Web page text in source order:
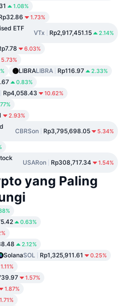
1.08%
1.73%
ETF
VTx Rp2,917,451.15 2.14%
6.03%
5.73%
LIBRALIBRA Rp116.97 2.33%
0.83%
Rp4,058.43 10.62%
2.93%
CBRSon Rp3,795,698.05 5.34%
USARon Rp308,717.34 1.54%
yang Paling
0.63%
2.12%
SolanaSOL Rp1,325,911.61 0.25%
1.11%
1.57%
1.87%
1.71%